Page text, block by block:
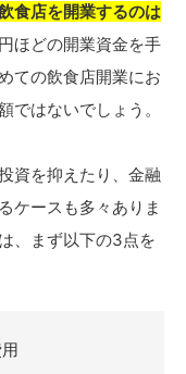
食店を開業するのは
ほどの開業資金を手
ての飲食店開業にお
ではないでしょう。
資を抑えたり、金融
ケースも多々ありま
、まず以下の3点を